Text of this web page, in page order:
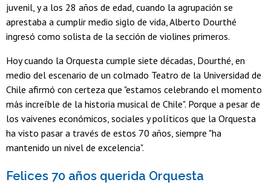
juvenil, y a los 28 años de edad, cuando la agrupación se
aprestaba a cumplir medio siglo de vida, Alberto Dourthé
ingresó como solista de la sección de violines primeros.
Hoy cuando la Orquesta cumple siete décadas, Dourthé, en
medio del escenario de un colmado Teatro de la Universidad de
Chile afirmó con certeza que "estamos celebrando el momento
más increíble de la historia musical de Chile". Porque a pesar de
los vaivenes económicos, sociales y políticos que la Orquesta
ha visto pasar a través de estos 70 años, siempre "ha
mantenido un nivel de excelencia".
Felices 70 años querida Orquesta